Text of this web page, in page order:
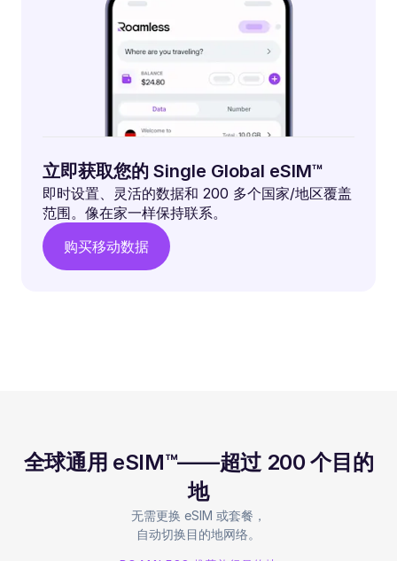
立即获取您的 Single Global eSIM™
即时设置、灵活的数据和 200 多个国家/地区覆盖
范围。像在家一样保持联系。
购买移动数据
全球通用 eSIM™——超过 200 个目的
地
无需更换 eSIM 或套餐，
自动切换目的地网络。